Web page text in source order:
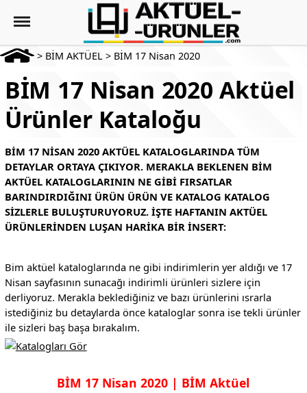
> BİM AKTÜEL > BİM 17 Nisan 2020
BİM 17 Nisan 2020 Aktüel
Ürünler Kataloğu
BIM 17 NISAN 2020 AKTÜEL KATALOGLARINDA TÜM
DETAYLAR ORTAYA ÇIKIYOR. MERAKLA BEKLENEN BIM
AKTÜEL KATALOGLARININ NE GIBI FIRSATLAR
BARINDIRDIĞINI ÜRÜN ÜRÜN VE KATALOG KATALOG
SIZLERLE BULUŞTURUYORUZ. İŞTE HAFTANIN AKTÜEL
ÜRÜNLERINDEN LUŞAN HARIKA BIR INSERT:
Bim aktüel kataloglarında ne gibi indirimlerin yer aldığı ve 17
Nisan sayfasının sunacağı indirimli ürünleri sizlere için
derliyoruz. Merakla beklediğiniz ve bazı ürünlerini ısrarla
istediğiniz bu detaylarda önce kataloglar sonra ise tekli ürünler
ile sizleri baş başa bırakalım.
BİM 17 Nisan 2020 | BİM Aktüel